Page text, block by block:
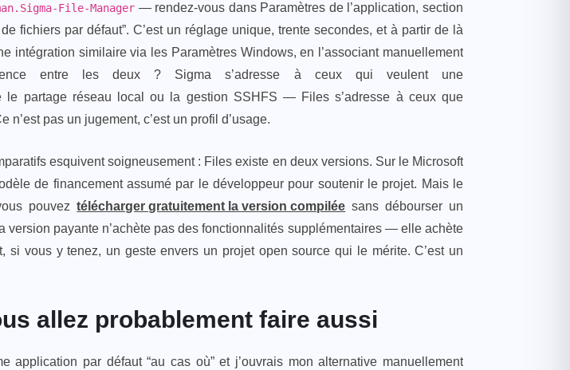
File-Manager — rendez-vous dans Paramètres de l’application, section
fichiers par défaut”. C’est un réglage unique, trente secondes, et à partir de là
intégration similaire via les Paramètres Windows, en l’associant manuellement
entre les deux ? Sigma s’adresse à ceux qui veulent une
le partage réseau local ou la gestion SSHFS — Files s’adresse à ceux que
n’est pas un jugement, c’est un profil d’usage.
esquivent soigneusement : Files existe en deux versions. Sur le Microsoft
de financement assumé par le développeur pour soutenir le projet. Mais le
pouveztélécharger gratuitement la version compilée sans débourser un
payante n’achète pas des fonctionnalités supplémentaires — elle achète
si vous y tenez, un geste envers un projet open source qui le mérite. C’est un
allez probablement faire aussi
application par défaut “au cas où” et j’ouvrais mon alternative manuellement